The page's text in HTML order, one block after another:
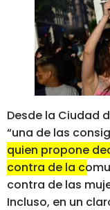
Desde la Ciudad
“una de las
quien propone
contra de la
contra de las
Incluso, en un